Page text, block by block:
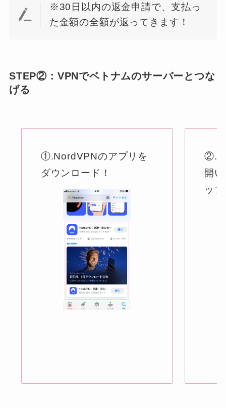
※30日以内の返金申請で、支払っ
た金額の全額が返ってきます！
STEP②：VPNでベトナムのサーバーとつな
げる
①.NordVPNのアプリを
ダウンロード！
開
ッ